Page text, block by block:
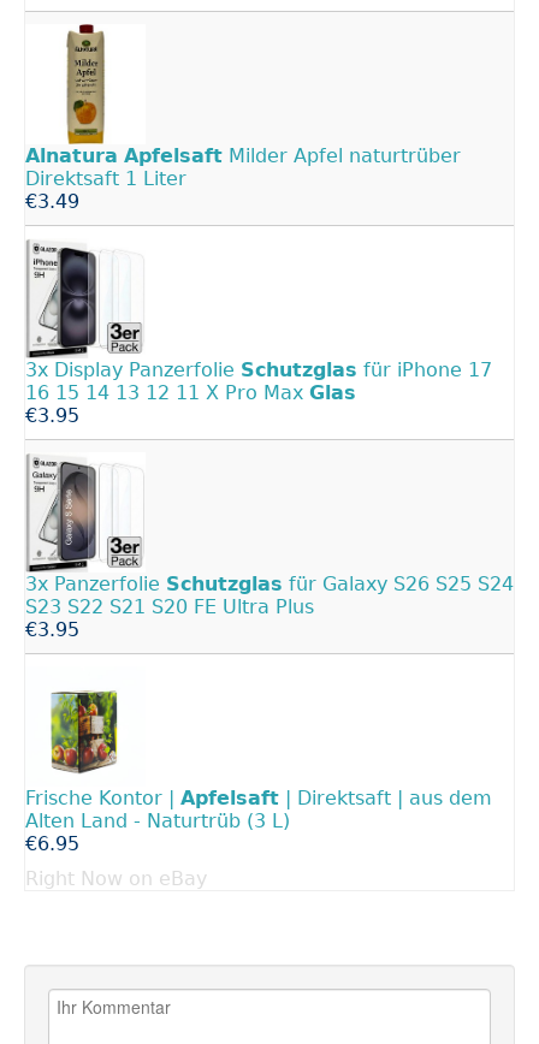
Alnatura Apfelsaft Milder Apfel naturtrüber
Direktsaft 1 Liter
€3.49
3x Display Panzerfolie Schutzglas für iPhone 17
16 15 14 13 12 11 X Pro Max Glas
€3.95
3x Panzerfolie Schutzglas für Galaxy S26 S25 S24
S23 S22 S21 S20 FE Ultra Plus
€3.95
Frische Kontor | Apfelsaft | Direktsaft | aus dem
Alten Land - Naturtrüb (3 L)
€6.95
Right Now on eBay